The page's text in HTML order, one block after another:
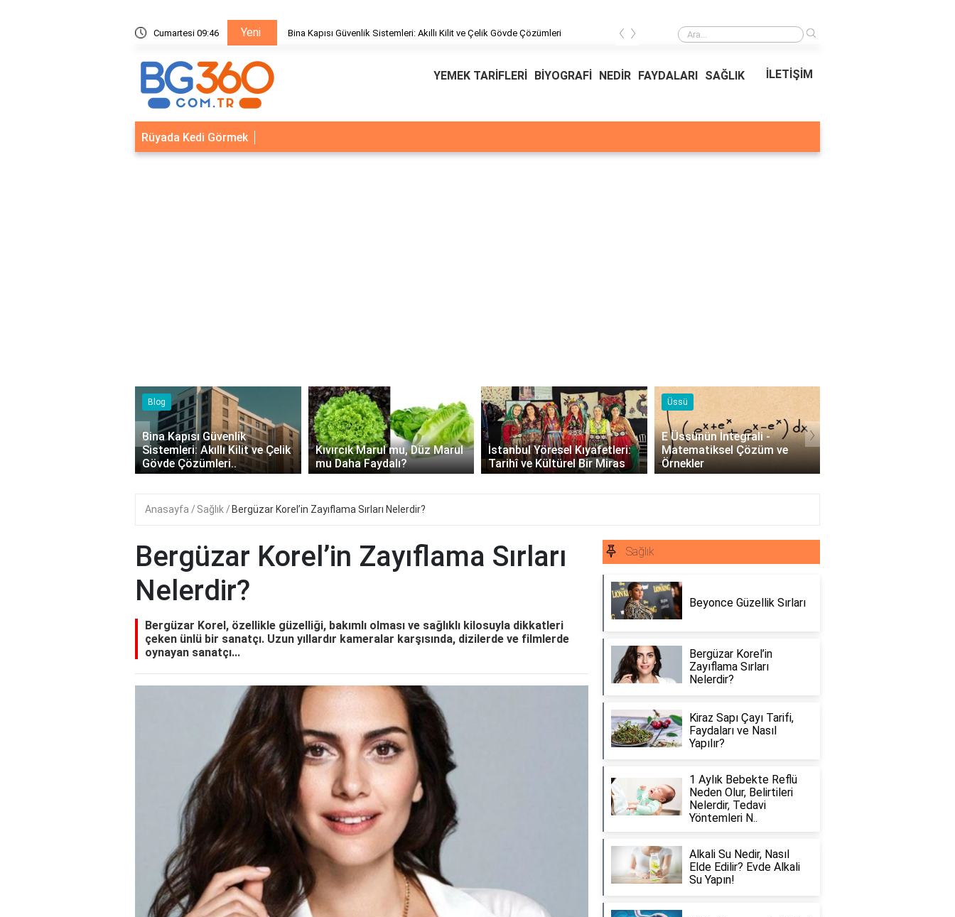
Cumartesi 09:46 Yeni
Sistemleri: Akıllı Kilit ve Çelik Gövde Çözümleri Bina Kapısı Güvenlik Sistemleri: Akıllı Kilit ve Çelik Gövde Çözümleri Ödeal Müşteri Hizmetleri
‹ ›
YEMEK TARİFLERİ BİYOGRAFİ NEDİR FAYDALARI SAĞLIK İLETİŞİM
Rüyada Kedi Görmek
Blog
Bina Kapısı Güvenlik
Sistemleri: Akıllı Kilit ve Çelik
Gövde Çözümleri..
Kıvırcık Marul mu, Düz Marul
mu Daha Faydalı?
İstanbul Yöresel Kıyafetleri:
Tarihî ve Kültürel Bir Miras
Üssü
E Üssünün İntegrali -
Matematiksel Çözüm ve
Örnekler
‹ ›
Anasayfa Sağlık Bergüzar Korel’in Zayıflama Sırları Nelerdir?
Bergüzar Korel’in Zayıflama Sırları
Nelerdir?
Bergüzar Korel, özellikle güzelliği, bakımlı olması ve sağlıklı kilosuyla dikkatleri
çeken ünlü bir sanatçı. Uzun yıllardır kameralar karşısında, dizilerde ve filmlerde
oynayan sanatçı...
Sağlık
Beyonce Güzellik Sırları
Bergüzar Korel’in
Zayıflama Sırları
Nelerdir?
Kiraz Sapı Çayı Tarifi,
Faydaları ve Nasıl
Yapılır?
1 Aylık Bebekte Reflü
Neden Olur, Belirtileri
Nelerdir, Tedavi
Yöntemleri N..
Alkali Su Nedir, Nasıl
Elde Edilir? Evde Alkali
Su Yapın!